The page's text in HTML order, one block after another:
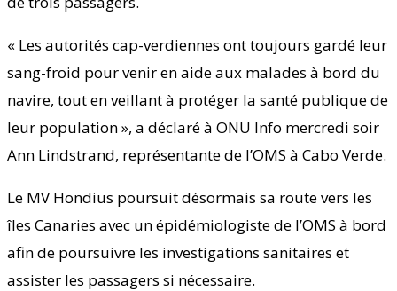
« Les autorités cap-verdiennes ont toujours gardé leur
sang-froid pour venir en aide aux malades à bord du
navire, tout en veillant à protéger la santé publique de
leur population », a déclaré à ONU Info mercredi soir
Ann Lindstrand, représentante de l’OMS à Cabo Verde.
Le MV Hondius poursuit désormais sa route vers les
îles Canaries avec un épidémiologiste de l’OMS à bord
afin de poursuivre les investigations sanitaires et
assister les passagers si nécessaire.